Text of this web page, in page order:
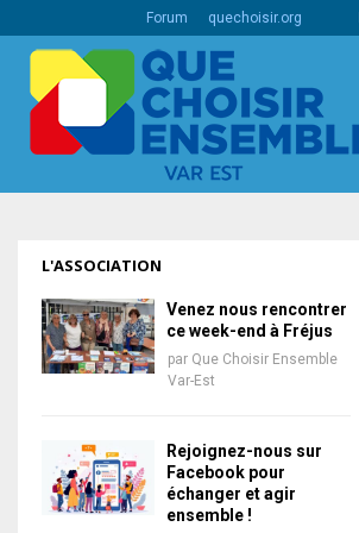
Forum quechoisir.org
barres internationaux
L'ASSOCIATION
Venez nous rencontrer
ce week-end à Fréjus
par Que Choisir Ensemble
Var-Est
Rejoignez-nous sur
Facebook pour
échanger et agir
ensemble !